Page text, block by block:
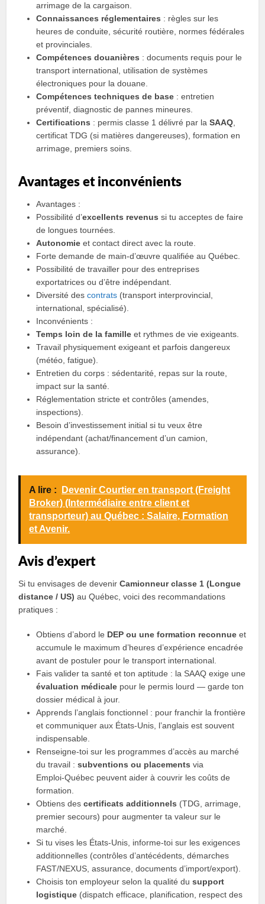
arrimage de la cargaison.
Connaissances réglementaires : règles sur les
heures de conduite, sécurité routière, normes fédérales
et provinciales.
Compétences douanières : documents requis pour le
transport international, utilisation de systèmes
électroniques pour la douane.
Compétences techniques de base : entretien
préventif, diagnostic de pannes mineures.
Certifications : permis classe 1 délivré par laSAAQ
certificat TDG (si matières dangereuses), formation en
arrimage, premiers soins.
Avantages et inconvénients
Avantages :
Possibilité d’excellents revenus si tu acceptes de faire
de longues tournées.
Autonomie et contact direct avec la route.
Forte demande de main‑d’œuvre qualifiée au Québec.
Possibilité de travailler pour des entreprises
exportatrices ou d’être indépendant.
Diversité descontrats (transport interprovincial,
international, spécialisé).
Inconvénients :
Temps loin de la famille et rythmes de vie exigeants.
Travail physiquement exigeant et parfois dangereux
(météo, fatigue).
Entretien du corps : sédentarité, repas sur la route,
impact sur la santé.
Réglementation stricte et contrôles (amendes,
inspections).
Besoin d’investissement initial si tu veux être
indépendant (achat/financement d’un camion,
assurance).
A lire :
Devenir Courtier en transport (Freight
Broker) (Intermédiaire entre client et
transporteur) au Québec : Salaire, Formation
et Avenir.
Avis d’expert
Si tu envisages de devenirCamionneur classe 1 (Longue
distance / US) au Québec, voici des recommandations
pratiques :
Obtiens d’abord le DEP ou une formation reconnue et
accumule le maximum d’heures d’expérience encadrée
avant de postuler pour le transport international.
Fais valider ta santé et ton aptitude : la SAAQ exige une
évaluation médicale pour le permis lourd — garde ton
dossier médical à jour.
Apprends l’anglais fonctionnel : pour franchir la frontière
et communiquer aux États‑Unis, l’anglais est souvent
indispensable.
Renseigne‑toi sur les programmes d’accès au marché
du travail :subventions ou placements via
Emploi‑Québec peuvent aider à couvrir les coûts de
formation.
Obtiens descertificats additionnels (TDG, arrimage,
premier secours) pour augmenter ta valeur sur le
marché.
Si tu vises les États‑Unis, informe‑toi sur les exigences
additionnelles (contrôles d’antécédents, démarches
FAST/NEXUS, assurance, documents d’import/export).
Choisis ton employeur selon la qualité dusupport
logistique (dispatch efficace, planification, respect des